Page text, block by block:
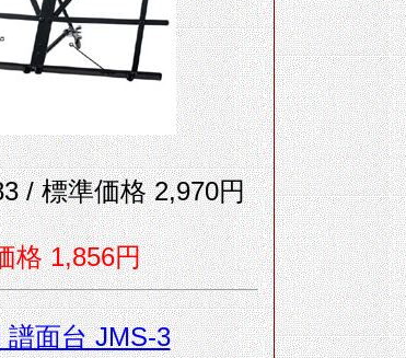
/ 標準価格 2,970円
格 1,856円
譜面台 JMS-3